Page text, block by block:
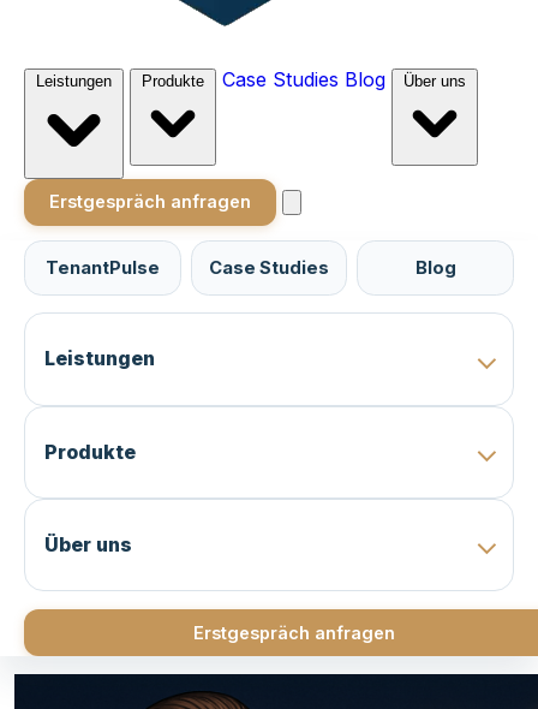
Case Studies Blog
Erstgespräch anfragen
TenantPulse Case Studies Blog
Leistungen
Produkte
Über uns
Erstgespräch anfragen